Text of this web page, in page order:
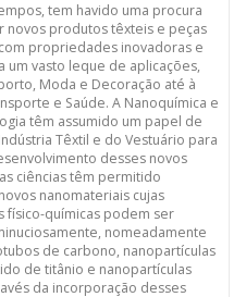
tem havido uma procura
novos produtos têxteis e peças
propriedades inovadoras e
um vasto leque de aplicações,
Moda e Decoração até à
e Saúde. A Nanoquímica e
têm assumido um papel de
Têxtil e do Vestuário para
desses novos
ciências têm permitido
nanomateriais cujas
físico-químicas podem ser
nomeadamente
de carbono, nanopartículas
de titânio e nanopartículas
da incorporação desses